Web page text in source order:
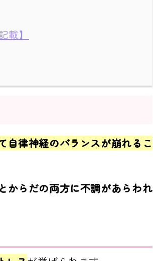
】
自律神経のバランスが崩れるこ
からだの両方に不調があらわれ